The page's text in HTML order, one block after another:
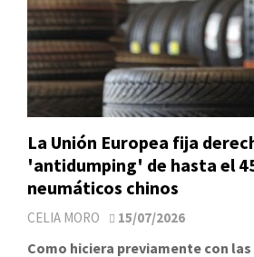
La Unión Europea fija
'antidumping' de hasta el
neumáticos chinos
CELIA MORO 15/07/2026
Como hiciera previamente con